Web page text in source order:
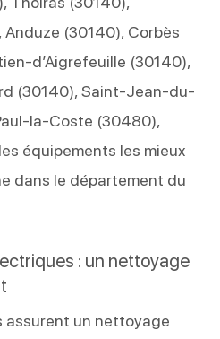
(30140), Corbès
d’Aigrefeuille (30140),
(30140), Saint-Jean-du-
la-Coste (30480),
équipements les mieux
dans le département du
: un nettoyage
assurent un nettoyage